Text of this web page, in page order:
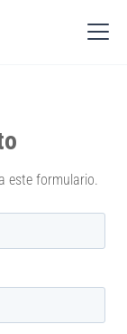
este formulario.